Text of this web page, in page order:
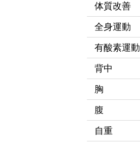
体質改善
全身運動
有酸素運動
背中
胸
腹
自重